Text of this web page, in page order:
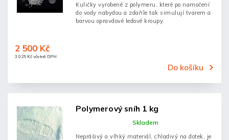
3 025 Kč včetně DPH
2 500 Kč
Do košíku
Kuličky vyrobené z polymeru, které po namočení
do vody nabydou a zdařile tak simulují tvarem a
barvou opravdové ledové kroupy.
Polymerový sníh 1 kg
Skladem
Neprášivý a vlhký materiál, chladivý na dotek, je